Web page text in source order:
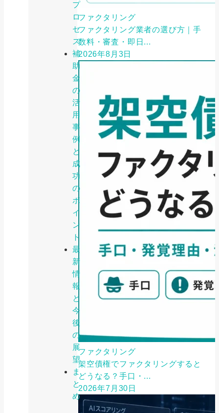
プ
ロ
セ
ス
補
助
金
の
活
用
事
例
と
成
功
の
ポ
イ
ン
ト
最
新
情
報
と
今
後
の
展
望
ま
と
め
ファクタリング
ファクタリング業者の選び方｜手
数料・審査・即日...
2026年8月3日
ファクタリング
架空債権でファクタリングすると
どうなる？手口・...
2026年7月30日